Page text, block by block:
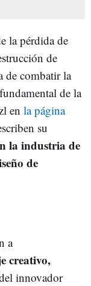
la pérdida de
de
de combatir la
de la
en la página
su
la industria de
de
a
creativo,
innovador